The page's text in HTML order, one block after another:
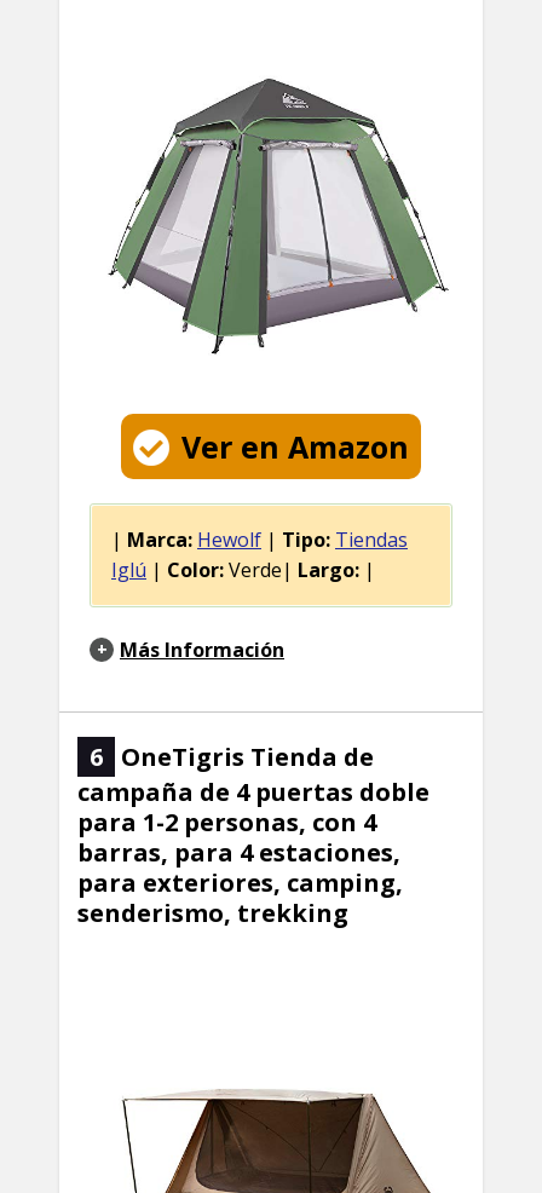
Ver en Amazon
| Marca: Hewolf | Tipo: Tiendas
Iglú | Color:Verde| Largo: |
Más Información
6 OneTigris Tienda de
campaña de 4 puertas doble
para 1-2 personas, con 4
barras, para 4 estaciones,
para exteriores, camping,
senderismo, trekking